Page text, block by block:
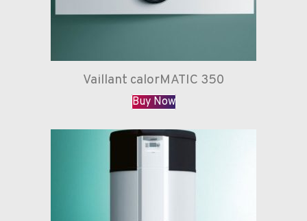
Vaillant calorMATIC 350
Buy Now